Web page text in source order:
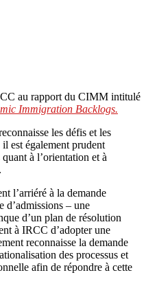
au rapport du CIMM intitulé
Immigration Backlogs.
les défis et les
est également prudent
à l’orientation et à
l’arriéré à la demande
d’admissions – une
d’un plan de résolution
à IRCC d’adopter une
reconnaisse la demande
des processus et
afin de répondre à cette